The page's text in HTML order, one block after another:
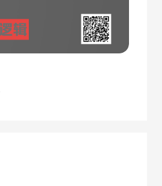
上，废气直
虽然燃气热
然存在一